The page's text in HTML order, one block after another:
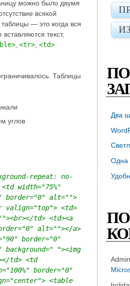
можно было двумя
всякой
таблицы — это когда вся
текст,
<tr> <td>
Таблицы
углов
repeat: no-
width="75%"
border="0" alt="">
valign="top"> <td>
td> <td><a
alt=""></a>
border="0"
"><img
td> <td
border="0"
<table
Два
Одна
Admin